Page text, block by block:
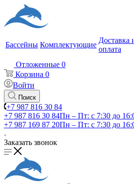
Бассейны Комплектующие
Доставка
оплата
Отложенные 0
Корзина 0
Войти
Поиск
+7 987 816 30 84
+7 987 816 30 84Пн – Пт: с 7:30 до
+7 987 169 87 20Пн – Пт: с 7:30 до
Заказать звонок